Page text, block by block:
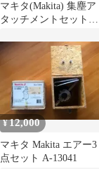
マキタ(Makita) 集塵ア
タッチメントセット品
¥12,000
マキタ Makita エアー3
点セット A-13041